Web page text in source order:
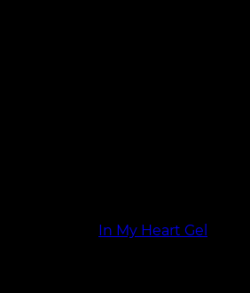
In My Heart Gel